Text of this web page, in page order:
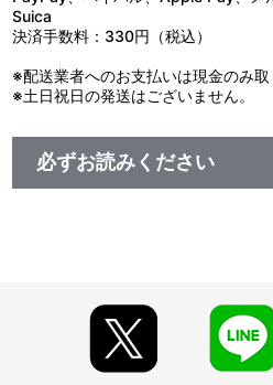
Suica
決済手数料：330円（税込）
※配送業者へのお支払いは現金のみ取
※土日祝日の発送はございません。
必ずお読みください